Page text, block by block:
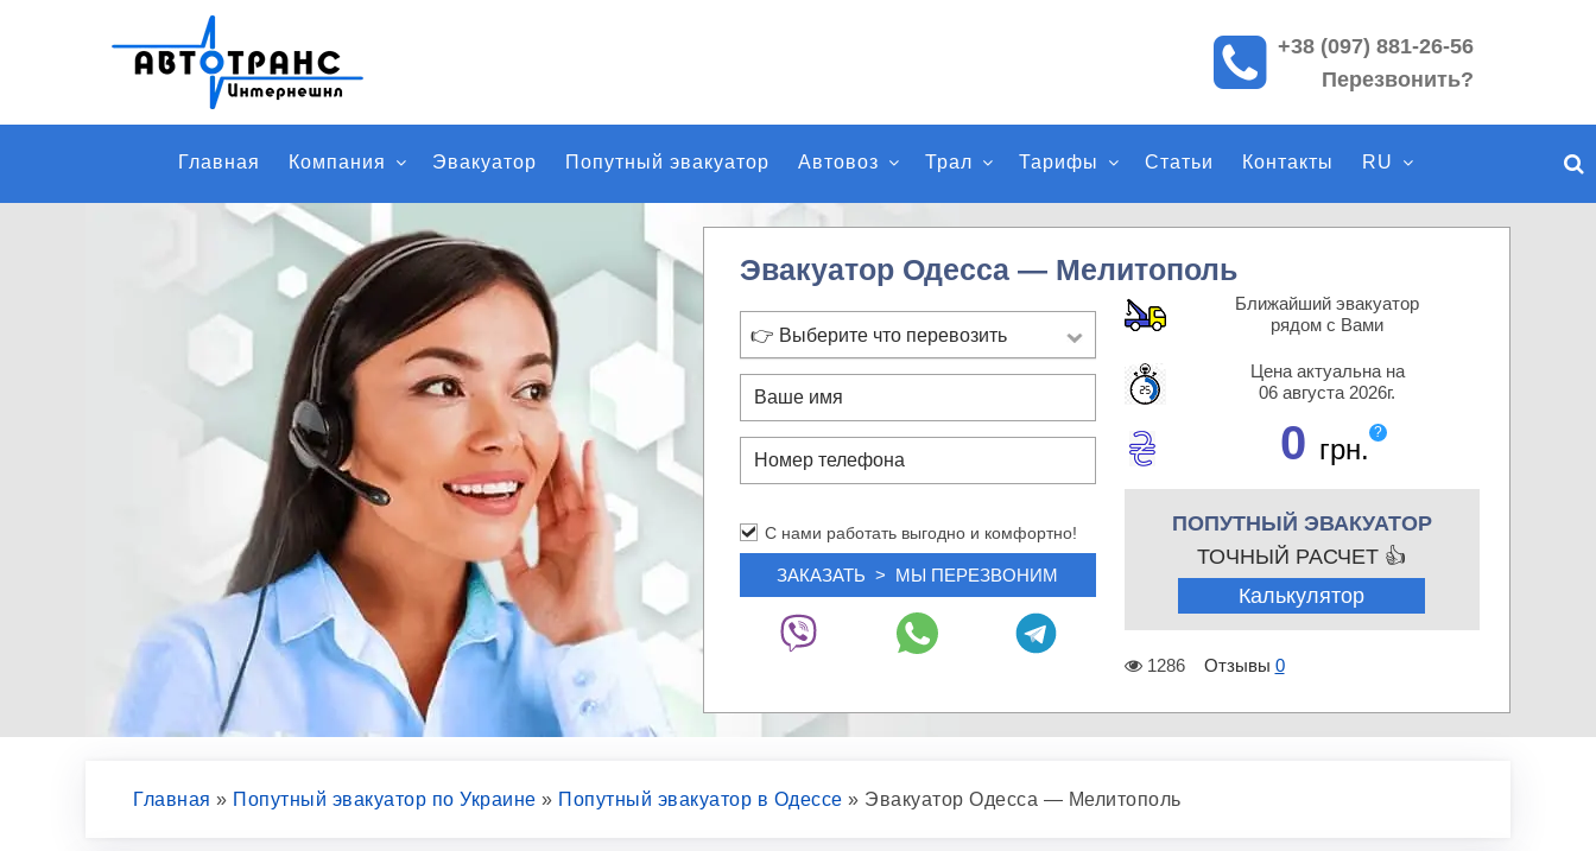
к
п
о
й
у
+38 (097) 881-26-56
Перезвонить?
Главная Компания Эвакуатор Попутный эвакуатор Автовоз Трал Тарифы Статьи Контакты RU
Эвакуатор Одесса — Мелитополь
👉 Выберите что перевозить
С нами работать выгодно и комфортно!
Ближайший эвакуатор
рядом с Вами
Цена актуальна на
06 августа 2026г.
0 грн.
?
ПОПУТНЫЙ ЭВАКУАТОР
ТОЧНЫЙ РАСЧЕТ 👍
Калькулятор
1286 Отзывы 0
Главная » Попутный эвакуатор по Украине » Попутный эвакуатор в Одессе » Эвакуатор Одесса — Мелитополь